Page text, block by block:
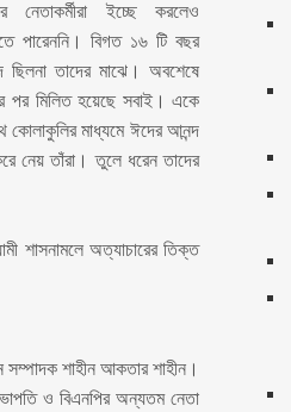
নেতাকর্মীরা ইচ্ছে করলেও
পারেননি। বিগত ১৬ টি বছর
ছিলনা তাদের মাঝে। অবশেষে
পর মিলিত হয়েছে সবাই। একে
কোলাকুলির মাধ্যমে ঈদের আনন্দ
নেয় তাঁরা। তুলে ধরেন তাদের
শাসনামলে অত্যাচারের তিক্ত
সম্পাদক শাহীন আকতার শাহীন।
ও বিএনপির অন্যতম নেতা